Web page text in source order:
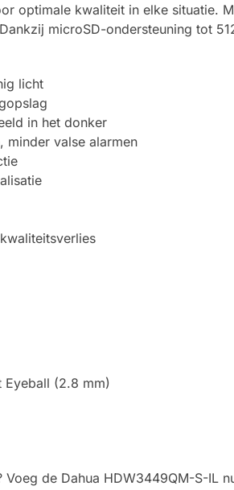
optimale kwaliteit in elke situatie.
microSD-ondersteuning tot
licht
in het donker
minder valse alarmen
Eyeball (2.8 mm)
de Dahua HDW3449QM-S-IL